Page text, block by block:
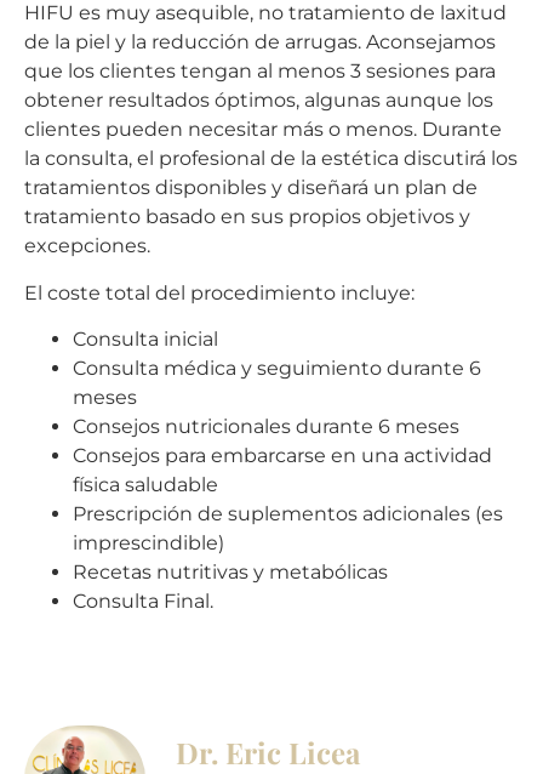
HIFU es muy asequible, no tratamiento de laxitud
de la piel y la reducción de arrugas. Aconsejamos
que los clientes tengan al menos 3 sesiones para
obtener resultados óptimos, algunas aunque los
clientes pueden necesitar más o menos. Durante
la consulta, el profesional de la estética discutirá los
tratamientos disponibles y diseñará un plan de
tratamiento basado en sus propios objetivos y
excepciones.
El coste total del procedimiento incluye:
Consulta inicial
Consulta médica y seguimiento durante 6
meses
Consejos nutricionales durante 6 meses
Consejos para embarcarse en una actividad
física saludable
Prescripción de suplementos adicionales (es
imprescindible)
Recetas nutritivas y metabólicas
Consulta Final.
Dr. Eric Licea